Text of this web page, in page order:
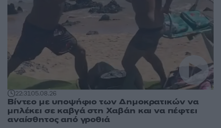
22:3105.08.26
Βίντεο με υποψήφιο των Δημοκρατικών να
μπλέκει σε καβγά στη Χαβάη και να πέφτει
αναίσθητος από γροθιά